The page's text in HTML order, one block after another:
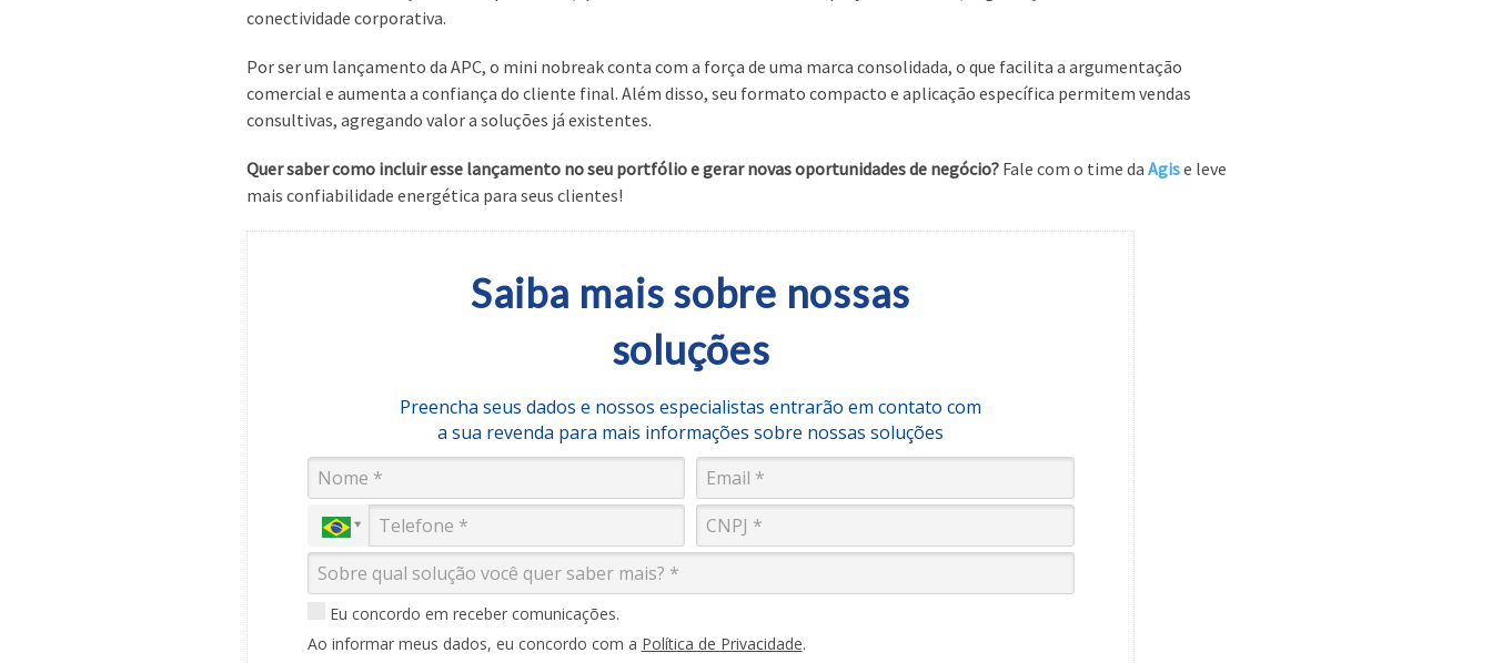
conectividade corporativa.
Por ser um lançamento da APC, o mini nobreak conta com a força de uma marca consolidada, o que facilita a argumentação
comercial e aumenta a confiança do cliente final. Além disso, seu formato compacto e aplicação específica permitem vendas
consultivas, agregando valor a soluções já existentes.
Quer saber como incluir esse lançamento no seu portfólio e gerar novas oportunidades de negócio? Fale com o time da Agise leve
mais confiabilidade energética para seus clientes!
Saiba mais sobre nossas
soluções
Preencha seus dados e nossos especialistas entrarão em contato com
a sua revenda para mais informações sobre nossas soluções
Eu concordo em receber comunicações.
Ao informar meus dados, eu concordo com a Política de Privacidade.